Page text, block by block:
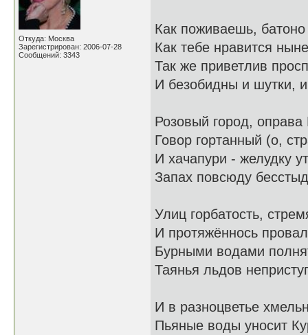
Откуда: Москва
Зарегистрирован: 2006-07-28
Сообщений: 3343
Как поживаешь, батоно
Как тебе нравится
Так же приветлив
И безобидны и шутки,
Розовый город, оправа
Говор гортанный (о,
И хачапури - желудку
Запах повсюду
Улиц горбатость,
И протяжённось
Бурными водами
Таянья льдов
И в разноцветье
Пьяные воды уносит